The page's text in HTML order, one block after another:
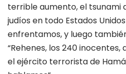
terrible aumento, el tsunami
judíos en todo Estados
enfrentamos, y luego
“Rehenes, los 240
el ejército terrorista de